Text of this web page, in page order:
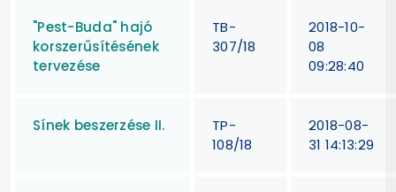
"Pest-Buda" hajó
korszerűsítésének
tervezése
TB-
307/18
2018-10-
08
09:28:40
Sínek beszerzése II.
TP-
108/18
2018-08-
31 14:13:29